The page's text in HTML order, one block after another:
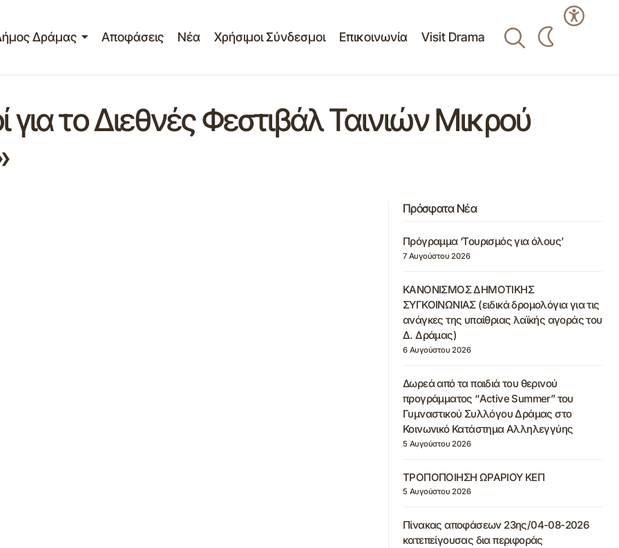
Δράμας Αποφάσεις Νέα Χρήσιμοι Σύνδεσμοι Επικοινωνία Visit Drama
για το Διεθνές Φεστιβάλ Ταινιών Μικρού
Πρόσφατα Νέα
Πρόγραμμα ‘Τουρισμός για όλους’
7 Αυγούστου 2026
ΚΑΝΟΝΙΣΜΟΣ ΔΗΜΟΤΙΚΗΣ
ΣΥΓΚΟΙΝΩΝΙΑΣ (ειδικά δρομολόγια για τις
ανάγκες της υπαίθριας λαϊκής αγοράς του
Δ. Δράμας)
6 Αυγούστου 2026
Δωρεά από τα παιδιά του θερινού
προγράμματος “Active Summer” του
Γυμναστικού Συλλόγου Δράμας στο
Κοινωνικό Κατάστημα Αλληλεγγύης
5 Αυγούστου 2026
ΤΡΟΠΟΠΟΙΗΣΗ ΩΡΑΡΙΟΥ ΚΕΠ
5 Αυγούστου 2026
Πίνακας αποφάσεων 23ης/04-08-2026
κατεπείγουσας δια περιφοράς